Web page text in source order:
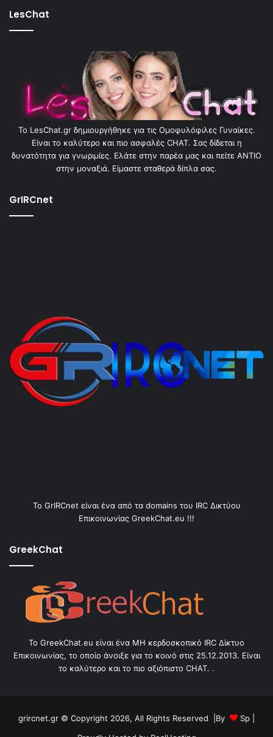
LesChat
To LesChat.gr δημιουργήθηκε για τις Ομοφυλόφιλες Γυναίκες.
Είναι το καλύτερο και πιο ασφαλές CHAT. Σας δίδεται η
δυνατότητα για γνωριμίες. Ελάτε στην παρέα μας και πείτε ΑΝΤΙΟ
στην μοναξιά. Είμαστε σταθερά δίπλα σας.
GrIRCnet
Το GrIRCnet είναι ένα από τα domains του IRC Δικτύου
Επικοινωνίας GreekChat.eu !!!
GreekChat
Το GreekChat.eu είναι ένα ΜΗ κερδοσκοπικό IRC Δίκτυο
Επικοινωνίας, το οποίο άνοιξε για το κοινό στις 25.12.2013. Είναι
το καλύτερο και το πιο αξιόπιστο CHAT. .
grircnet.gr © Copyright 2026, All Rights Reserved |By Sp